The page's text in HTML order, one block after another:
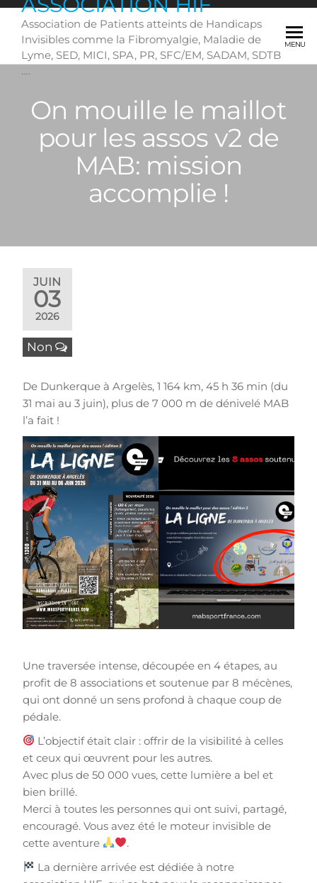
Skip
content
Association de Patients atteints de Handicaps
Invisibles comme la Fibromyalgie, Maladie de
Lyme, SED, MICI, SPA, PR, SFC/EM, SADAM, SDTB
….
MENU
On mouille le maillot
pour les assos v2 de
MAB: mission
accomplie !
JUIN
03
2026
Non
De Dunkerque à Argelès, 1 164 km, 45 h 36 min (du
31 mai au 3 juin), plus de 7 000 m de dénivelé MAB
l’a fait !
Une traversée intense, découpée en 4 étapes, au
profit de 8 associations et soutenue par 8 mécènes,
qui ont donné un sens profond à chaque coup de
pédale.
L’objectif était clair : offrir de la visibilité à celles
et ceux qui œuvrent pour les autres.
Avec plus de 50 000 vues, cette lumière a bel et
bien brillé.
Merci à toutes les personnes qui ont suivi, partagé,
encouragé. Vous avez été le moteur invisible de
cette aventure
.
La dernière arrivée est dédiée à notre